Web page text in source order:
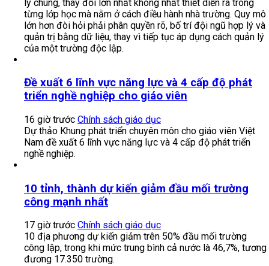
lý chung, thay đổi lớn nhất không nhất thiết diễn ra trong
từng lớp học mà nằm ở cách điều hành nhà trường. Quy mô
lớn hơn đòi hỏi phải phân quyền rõ, bố trí đội ngũ hợp lý và
quản trị bằng dữ liệu, thay vì tiếp tục áp dụng cách quản lý
của một trường độc lập.
Đề xuất 6 lĩnh vực năng lực và 4 cấp độ phát
triển nghề nghiệp cho giáo viên
16 giờ trước Chính sách giáo dục
Dự thảo Khung phát triển chuyên môn cho giáo viên Việt
Nam đề xuất 6 lĩnh vực năng lực và 4 cấp độ phát triển
nghề nghiệp.
10 tỉnh, thành dự kiến giảm đầu mối trường
công mạnh nhất
17 giờ trước Chính sách giáo dục
10 địa phương dự kiến giảm trên 50% đầu mối trường
công lập, trong khi mức trung bình cả nước là 46,7%, tương
đương 17.350 trường.